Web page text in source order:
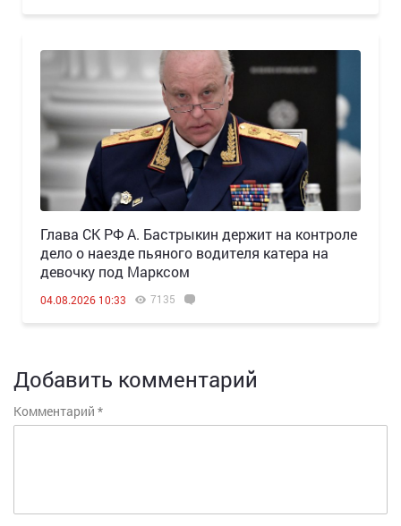
Глава СК РФ А. Бастрыкин держит на контроле
дело о наезде пьяного водителя катера на
девочку под Марксом
04.08.2026 10:33 7135
Добавить комментарий
Комментарий *